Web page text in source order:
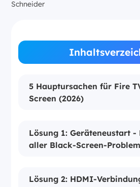
5 Hauptursachen für Fire
Screen (2026)
Lösung 1: Geräteneustart -
aller Black-Screen-
Lösung 2: HDMI-